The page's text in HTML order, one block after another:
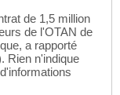
de 1,5 million
de l'OTAN de
a rapporté
Rien n'indique